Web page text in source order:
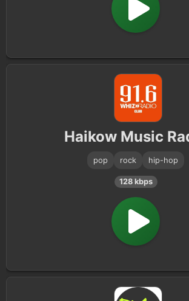
Haikow Music
pop rock hip-hop
128 kbps